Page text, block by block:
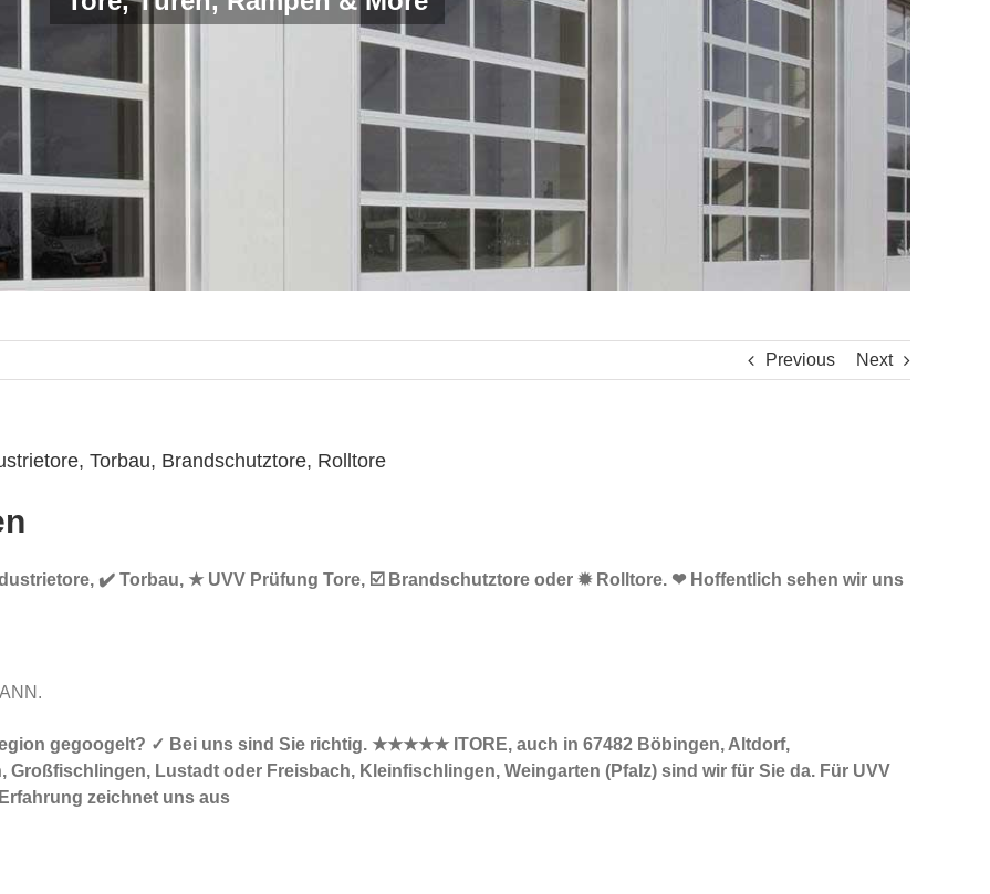
Previous Next
Torbau, Brandschutztore, Rolltore
✔️ Torbau, ★ UVV Prüfung Tore, ☑️ Brandschutztore oder ✹ Rolltore. ❤ Hoffentlich sehen wir uns
gegoogelt? ✓ Bei uns sind Sie richtig. ★★★★★ ITORE, auch in 67482 Böbingen, Altdorf,
Großfischlingen, Lustadt oder Freisbach, Kleinfischlingen, Weingarten (Pfalz) sind wir für Sie da. Für UVV
zeichnet uns aus